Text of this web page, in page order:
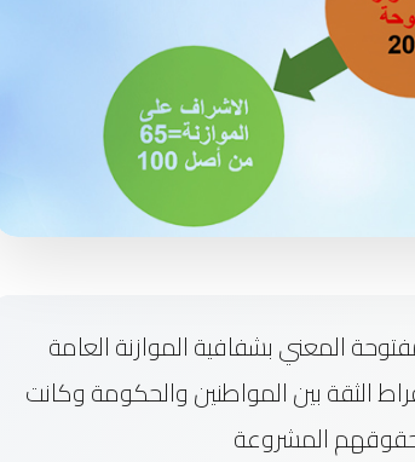
المعني بشفافية الموازنة العامة
الثقة بين المواطنين والحكومة وكانت
بحقوقهم المشروعة